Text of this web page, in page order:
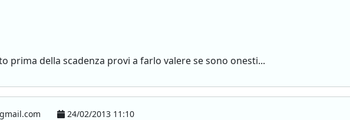
prima della scadenza provi a farlo valere se sono onesti...
24/02/2013 11:10